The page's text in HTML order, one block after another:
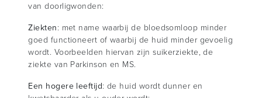
van doorligwonden:
Ziekten: met name waarbij de bloedsomloop minder
goed functioneert of waarbij de huid minder gevoelig
wordt. Voorbeelden hiervan zijn suikerziekte, de
ziekte van Parkinson en MS.
Een hogere leeftijd: de huid wordt dunner en